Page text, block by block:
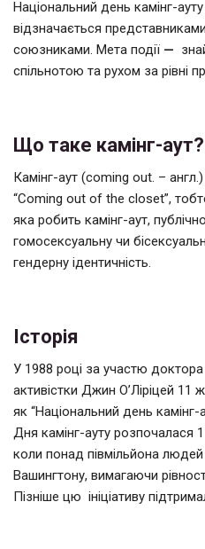
Національний день камінг-
відзначається
союзниками. Мета події —
спільнотою та рухом за рівні
Що таке камінг-аут?
Камінг-аут (coming out. –
“Coming out of the closet”,
яка робить камінг-аут,
гомосексуальну чи
гендерну ідентичність.
Історія
У 1988 році за участю
активістки Джин О’Ліріцей 11
як “Національний день камінг-
Дня камінг-ауту
коли понад півмільйона
Вашингтону, вимагаючи
Пізніше цю ініціативу